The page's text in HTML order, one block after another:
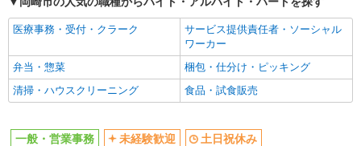
医療事務・受付・クラーク
サービス提供責任者・ソーシャル
ワーカー
弁当・惣菜
梱包・仕分け・ピッキング
清掃・ハウスクリーニング
食品・試食販売
一般・営業事務 未経験歓迎
土日祝休み